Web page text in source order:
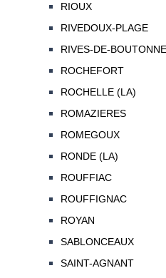
RIOUX
RIVEDOUX-PLAGE
RIVES-DE-BOUTONNE
ROCHEFORT
ROCHELLE (LA)
ROMAZIERES
ROMEGOUX
RONDE (LA)
ROUFFIAC
ROUFFIGNAC
ROYAN
SABLONCEAUX
SAINT-AGNANT